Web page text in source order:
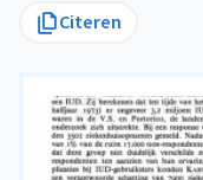
Citeren